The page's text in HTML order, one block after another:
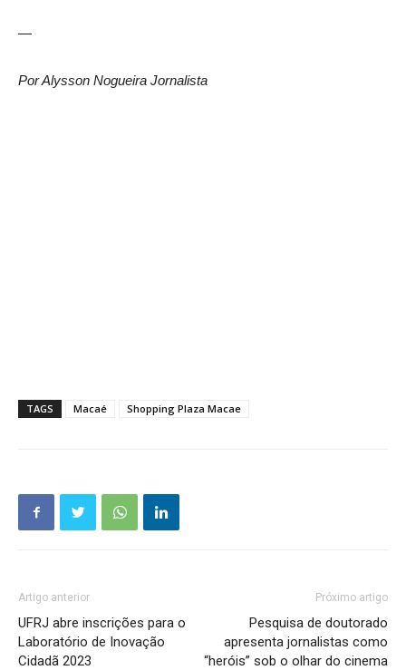
—
Por Alysson Nogueira Jornalista
TAGS Macaé Shopping Plaza Macae
Artigo anterior
UFRJ abre inscrições para o
Laboratório de Inovação
Cidadã 2023
Próximo artigo
Pesquisa de doutorado
apresenta jornalistas como
“heróis” sob o olhar do cinema